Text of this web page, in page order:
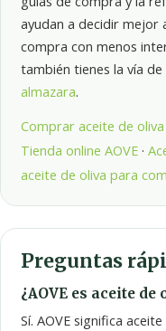
ayudan a decidir mejor
compra con menos
también tienes la vía de
almazara.
Comprar aceite de
Tienda online AOVE ·
aceite de oliva para
Preguntas
¿AOVE es aceite
Sí. AOVE significa